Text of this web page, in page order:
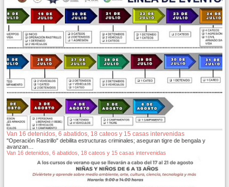
Van 16 detenidos, 6 abatidos, 18 cateos y 15 casas intervenidas
"Operación Rastrillo" debilita estructuras criminales; aseguran tigre de bengala y
avanzan…
Van 16 detenidos, 6 abatidos, 18 cateos y 15 casas intervenidas